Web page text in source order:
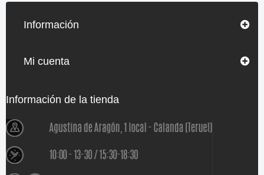
Información
Mi cuenta
Información de la tienda